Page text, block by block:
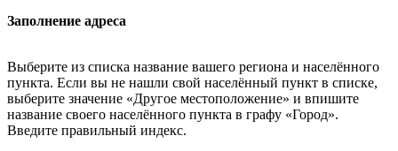
Заполнение адреса
Выберите из списка название вашего региона и населённого
пункта. Если вы не нашли свой населённый пункт в списке,
выберите значение «Другое местоположение» и впишите
название своего населённого пункта в графу «Город».
Введите правильный индекс.